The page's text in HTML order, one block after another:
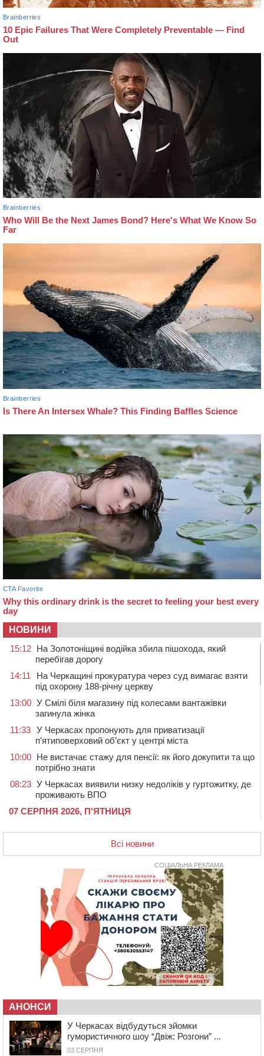
НОВИНИ
15:12 На Золотоніщині водійка збила пішохода, який
перебігав дорогу
14:11
На Черкащині прокуратура через суд вимагає взяти
під охорону 188-річну церкву
13:00 У Смілі біля магазину під колесами вантажівки
загинула жінка
11:33 У Черкасах пропонують для приватизації
п’ятиповерховий об’єкт у центрі міста
10:00 Не вистачає стажу для пенсії: як його докупити та що
потрібно знати
08:23 У Черкасах виявили низку недоліків у гуртожитку, де
проживають ВПО
07 СЕРПНЯ 2026, П'ЯТНИЦЯ
20:13 Черкаси виділять близько 20 млн грн на роботу
ліцею “Перспектива” до кінця року
На Уманщині суд припинив право оренди земельних
ділянок, незаконно переданих іноземцем
Вихователька з Черкас і дві педагогині з області
стали фіналістками Global Teacher Prize Ukraine 2026
Зарядка, йога, сапи та нові знайомства: у Черкасах
закрили сезон літнього табору для людей поважного
віку
“Це страшна несправедливість”: мати хворого на
СМА 13-річного хлопця із Драбівщини просить
ОВА виділити кошти на дороговартісні ліки
17:15 На Уманщині судитимуть колишню очільницю відділу
освіти через закупівлю електрики за завищеною
ціною
Всі новини
СОЦІАЛЬНА РЕКЛАМА
АНОНСИ
У Черкасах відбудуться зйомки
гумористичного шоу “Двіж: Розгони” ...
03 СЕРПНЯ